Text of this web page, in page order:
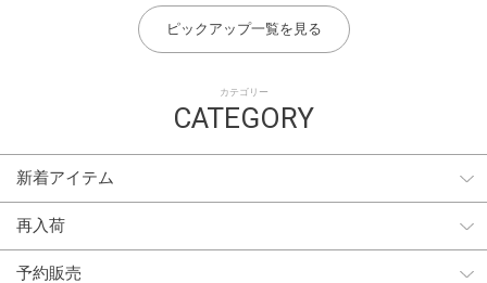
カテゴリー
CATEGORY
新着アイテム
再入荷
予約販売
ピックアップ一覧を見る